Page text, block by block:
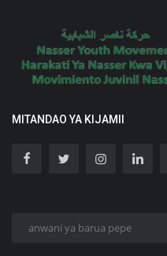
MITANDAO YA KIJAMII